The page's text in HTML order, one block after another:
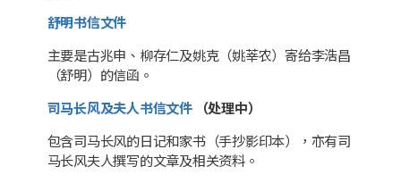
舒明书信文件
主要是古兆申、柳存仁及姚克（姚莘农）寄给李浩昌
（舒明）的信函。
司马长风及夫人书信文件（处理中）
包含司马长风的日记和家书（手抄影印本），亦有司
马长风夫人撰写的文章及相关资料。